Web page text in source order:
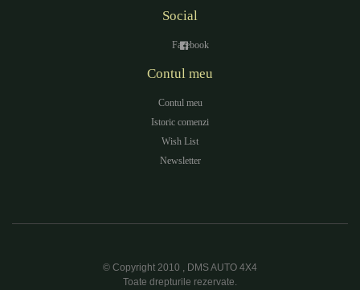
Social
Facebook
Contul meu
Contul meu
Istoric comenzi
Wish List
Newsletter
© Copyright 2010 , DMS AUTO 4X4
Toate drepturile rezervate.